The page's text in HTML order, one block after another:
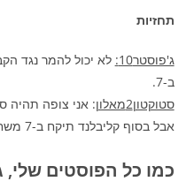
תחזיות
ג'פוסטר10:
לא יכול להמר נגד
ב-7.
סטוקטון2מאלון
: אני צופה תהיה
אבל בסוף קליבלנד תיקח ב-7 משחקים.
כמו כל הפוסטים